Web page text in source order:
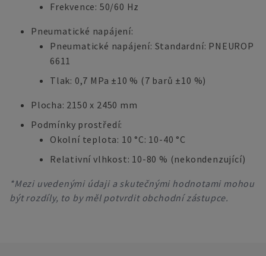
Frekvence: 50/60 Hz
Pneumatické napájení:
Pneumatické napájení: Standardní: PNEUROP
6611
Tlak: 0,7 MPa ±10 % (7 barů ±10 %)
Plocha: 2150 x 2450 mm
Podmínky prostředí:
Okolní teplota: 10 °C: 10-40 °C
Relativní vlhkost: 10-80 % (nekondenzující)
*Mezi uvedenými údaji a skutečnými hodnotami mohou
být rozdíly, to by měl potvrdit obchodní zástupce.